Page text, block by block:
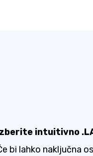
intuitivno
bi lahko naključna